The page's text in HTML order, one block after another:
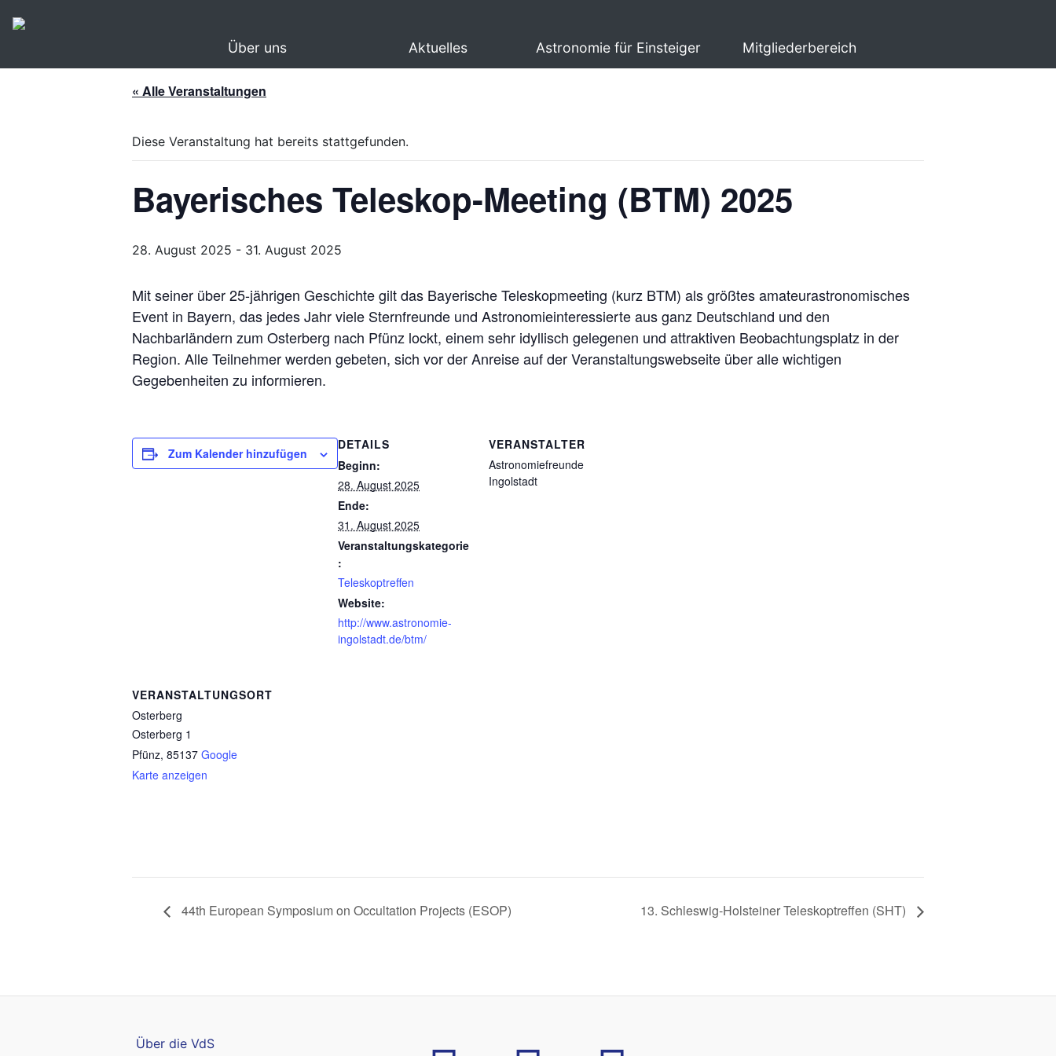
Über uns Aktuelles Astronomie für Einsteiger Mitgliederbereich
« Alle Veranstaltungen
Diese Veranstaltung hat bereits stattgefunden.
Bayerisches Teleskop-Meeting (BTM) 2025
28. August 2025 - 31. August 2025
Mit seiner über 25-jährigen Geschichte gilt das Bayerische Teleskopmeeting (kurz BTM) als größtes amateurastronomisches
Event in Bayern, das jedes Jahr viele Sternfreunde und Astronomieinteressierte aus ganz Deutschland und den
Nachbarländern zum Osterberg nach Pfünz lockt, einem sehr idyllisch gelegenen und attraktiven Beobachtungsplatz in der
Region. Alle Teilnehmer werden gebeten, sich vor der Anreise auf der Veranstaltungswebseite über alle wichtigen
Gegebenheiten zu informieren.
Zum Kalender hinzufügen
DETAILS
Beginn:
28. August 2025
Ende:
31. August 2025
Veranstaltungskategorie
:
Teleskoptreffen
Website:
http://www.astronomie-
ingolstadt.de/btm/
VERANSTALTER
Astronomiefreunde
Ingolstadt
VERANSTALTUNGSORT
Osterberg
Osterberg 1
Pfünz, 85137 Google
Karte anzeigen
44th European Symposium on Occultation Projects (ESOP) 13. Schleswig-Holsteiner Teleskoptreffen (SHT)
Über die VdS